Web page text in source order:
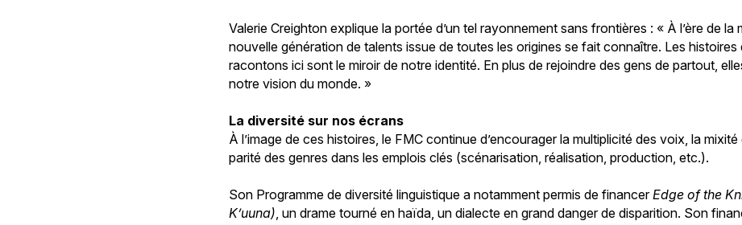
Valerie Creighton explique la portée d’un tel rayonnement sans frontières : « À l’ère de la
nouvelle génération de talents issue de toutes les origines se fait connaître. Les histoires
racontons ici sont le miroir de notre identité. En plus de rejoindre des gens de partout,
notre vision du monde. »
La diversité sur nos écrans
À l’image de ces histoires, le FMC continue d’encourager la multiplicité des voix, la
parité des genres dans les emplois clés (scénarisation, réalisation, production, etc.).
Son Programme de diversité linguistique a notamment permis de financerEdge of the
K’uuna) , un drame tourné en haïda, un dialecte en grand danger de disparition. Son